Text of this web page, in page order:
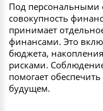
Под персональными
совокупность
принимает
финансами. Это
бюджета,
рисками.
помогает
будущем.